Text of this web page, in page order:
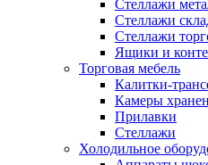
Стеллажи
Стеллажи
Стеллажи
Ящики и
Торговая мебель
Калитки-
Камеры
Прилавки
Стеллажи
Холодильное